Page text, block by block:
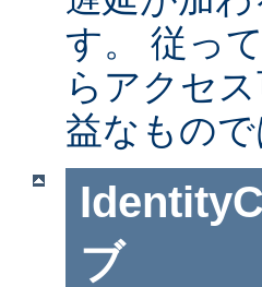
す。 従っ
らアクセ
益なもの
ブ